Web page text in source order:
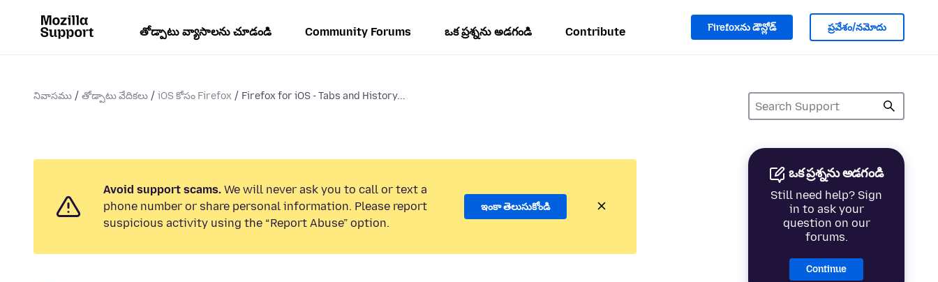
తోడ్పాటు వ్యాసాలను చూడండి Community Forums ఒక ప్రశ్నను అడగండి Contribute Firefoxను డౌన్లోడ్ ప్రవేశం/నమోదు
నివాసము తోడ్పాటు వేదికలు iOS కోసం Firefox Firefox for iOS - Tabs and History...
ఒక ప్రశ్నను అడగండి
Still need help? Sign
in to ask your
question on our
forums.
Continue
Avoid support scams. We will never ask you to call or text a
phone number or share personal information. Please report
suspicious activity using the “Report Abuse” option.
ఇంకా తెలుసుకోండి